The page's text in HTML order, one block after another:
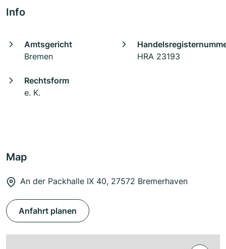
Info
Amtsgericht
Bremen
HRA 23193
Rechtsform
e. K.
Map
An der Packhalle IX 40, 27572 Bremerhaven
Anfahrt planen